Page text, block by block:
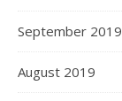
September 2019
August 2019